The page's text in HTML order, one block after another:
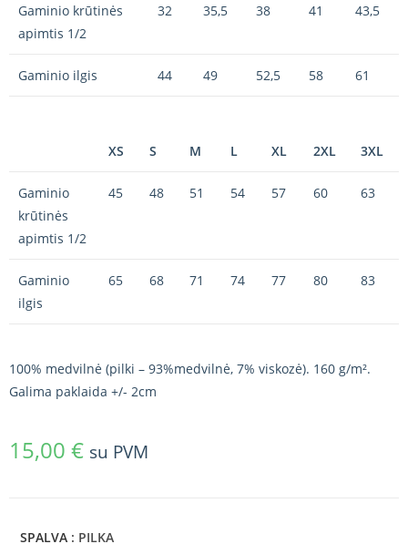
Gaminio krūtinės
apimtis 1/2
32 35,5 38 41 43,5
Gaminio ilgis 44 49 52,5 58 61
XS S M L XL 2XL 3XL
Gaminio
krūtinės
apimtis 1/2
45 48 51 54 57 60 63
Gaminio
ilgis
65 68 71 74 77 80 83
100% medvilnė (pilki – 93%medvilnė, 7% viskozė). 160 g/m².
Galima paklaida +/- 2cm
15,00 € su PVM
SPALVA : PILKA